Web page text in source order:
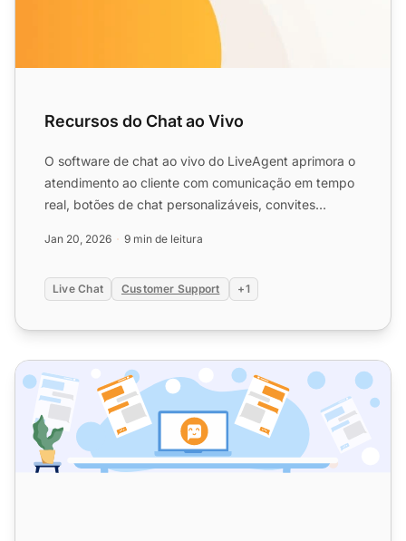
Recursos do Chat ao Vivo
O software de chat ao vivo do LiveAgent aprimora o
atendimento ao cliente com comunicação em tempo
real, botões de chat personalizáveis, convites
Jan 20, 2026 9 min de leitura
Live Chat Customer Support +1
Os 10 melhores widgets de chat ao vivo: Análises, dicas e